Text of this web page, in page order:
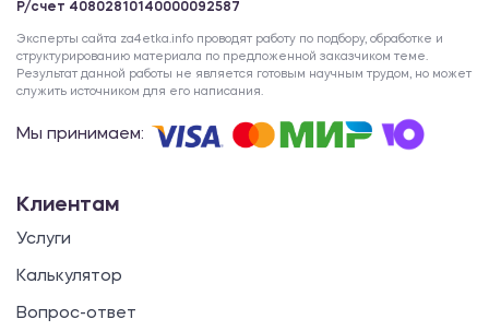
Р/счет 40802810140000092587
Эксперты сайта za4etka.info проводят работу по подбору, обработке и
структурированию материала по предложенной заказчиком теме.
Результат данной работы не является готовым научным трудом, но может
служить источником для его написания.
Мы принимаем:
Клиентам
Услуги
Калькулятор
Вопрос-ответ